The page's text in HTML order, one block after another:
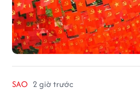
SAO 2 giờ trước